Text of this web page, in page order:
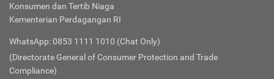
Konsumen dan Tertib Niaga
Kementerian Perdagangan RI
WhatsApp: 0853 1111 1010 (Chat Only)
(Directorate General of Consumer Protection and Trade
Compliance)